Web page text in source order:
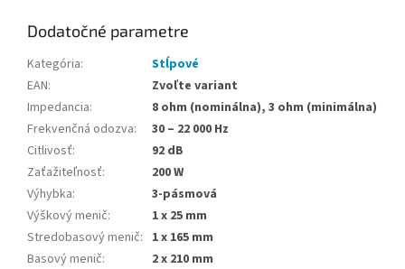
Dodatočné parametre
Kategória:
Stĺpové
EAN:
Zvoľte variant
Impedancia:
8 ohm (nominálna), 3 ohm (minimálna)
Frekvenčná odozva:
30 – 22 000 Hz
Citlivosť:
92 dB
Zaťažiteľnosť:
200 W
Výhybka:
3-pásmová
Výškový menič:
1 x 25 mm
Stredobasový menič: 1 x 165 mm
Basový menič:
2 x 210 mm